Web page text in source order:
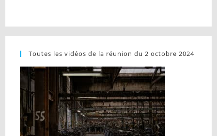
Toutes les vidéos de la réunion du 2 octobre 2024